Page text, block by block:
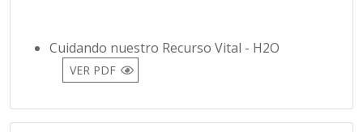
Cuidando nuestro Recurso Vital - H2O
VER PDF